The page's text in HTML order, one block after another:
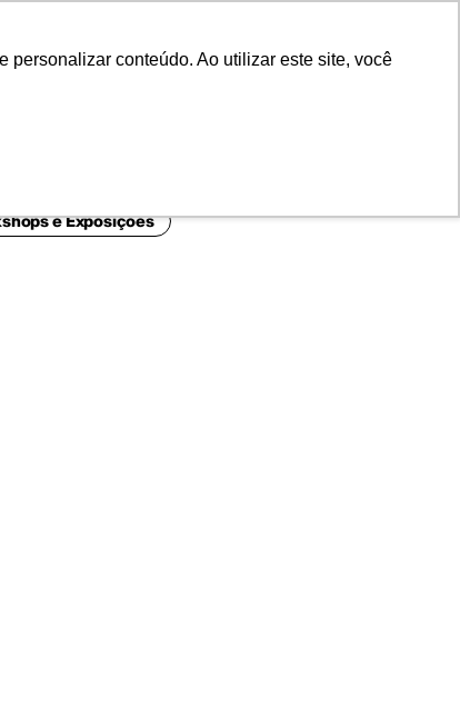
personalizar conteúdo. Ao utilizar este site, você
e Exposições